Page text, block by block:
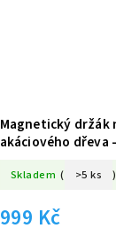
Magnetický držák
akáciového dřeva
Skladem ( >5 ks )
999 Kč